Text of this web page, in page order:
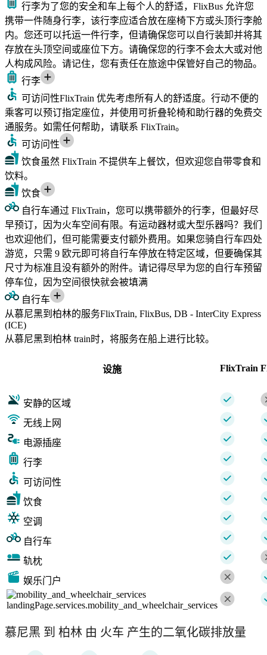
行李为了您的安全和车上每个人的舒适，FlixBus 允许您
携带一件随身行李，该行李应适合放在座椅下方或头顶行李舱
内。您还可以托运一件行李，但请确保您可以自行装卸并将其
存放在头顶空间或座位下方。请确保您的行李不会太大或对他
人构成风险。请记住，您有责任在旅途中保管好自己的物品。
行李
可访问性FlixTrain 优先考虑所有人的舒适度。行动不便的
乘客可以预订指定座位，并使用可折叠轮椅和助行器的免费交
通服务。如需任何帮助，请联系 FlixTrain。
可访问性
饮食虽然 FlixTrain 不提供车上餐饮，但欢迎您自带零食和
饮料。
饮食
自行车通过 FlixTrain，您可以携带额外的行李，但最好尽
早预订，因为火车空间有限。有运动器材或大型乐器吗？我们
也欢迎他们，但可能需要支付额外费用。如果您骑自行车四处
游览，只需 9 欧元即可将自行车停放在特定区域，但要确保其
尺寸为标准且没有额外的附件。请记得尽早为您的自行车预留
停车位，因为空间很快就会被填满
自行车
从慕尼黑到柏林的服务FlixTrain, FlixBus, DB - InterCity Express
(ICE)
从慕尼黑到柏林 train时，将服务在船上进行比较。
设施 FlixTrain
安静的区域
无线上网
电源插座
行李
可访问性
饮食
空调
自行车
轨枕
娱乐门户
landingPage.services.mobility_and_wheelchair_services
慕尼黑 到 柏林 由 火车 产生的二氧化碳排放量